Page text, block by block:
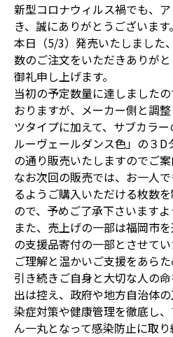
新型コロナウィルス禍でも、
き、誠にありがとうございます。
本日（5/3）発売いたしました
数のご注文をいただきありが
御礼申し上げます。
当初の予定数量に達しました
おりますが、メーカー側と調
ツタイプに加えて、サブカラ
ルーヴェールダンス色」の３D
の通り販売いたしますのでご案
なお次回の販売では、お一人
るようご購入いただける枚数
ので、予めご了承下さいますよ
また、売上げの一部は福岡市
の支援品寄付の一部とさせて
ご理解と温かいご支援をあらた
引き続きご自身と大切な人の
出は控え、政府や地方自治体
染症対策や健康管理を徹底し
ん一丸となって感染防止に取り